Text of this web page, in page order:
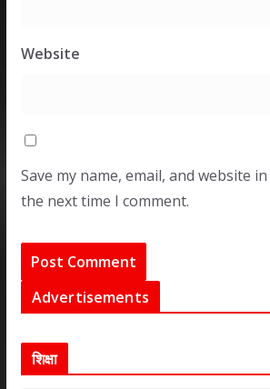
Website
Save my name, email, and website
the next time I comment.
Advertisements
शिक्षा